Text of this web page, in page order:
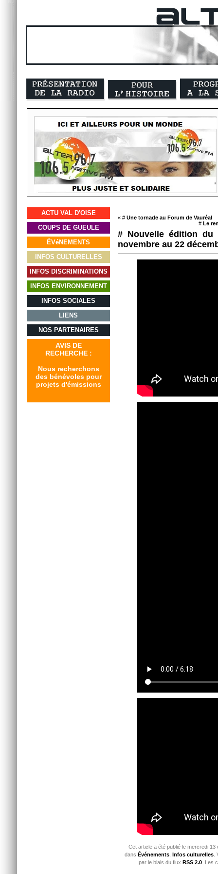
ACTU VAL D'OISE
COUPS DE GUEULE
ÉVéNEMENTS
INFOS CULTURELLES
INFOS DISCRIMINATIONS
INFOS ENVIRONNEMENT
INFOS SOCIALES
LIENS
NOS PARTENAIRES
AVIS DE
RECHERCHE :
Nous recherchons
des bénévoles pour
projets d'émissions
« # Une tornade au Forum de Vauréal
# Le
# Nouvelle édition
novembre au 22
Cet article a été publié le mercredi
dans Événements, Infos culturelles.
par le biais du flux RSS 2.0. Les